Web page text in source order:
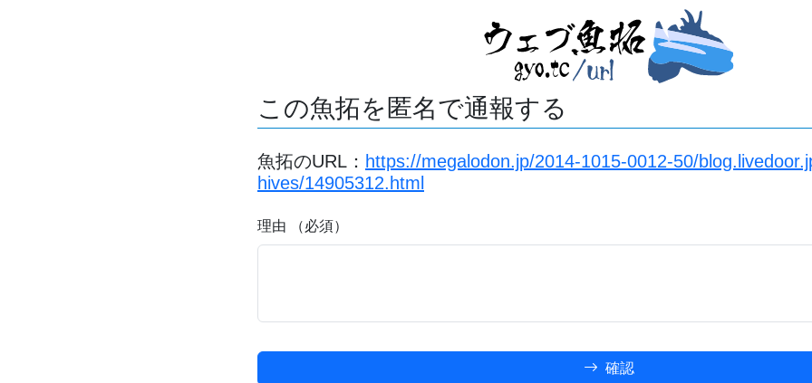
この魚拓を匿名で通報する
魚拓のURL： https://megalodon.jp/2014-1015-0012-50/
hives/14905312.html
理由 （必須）
確認